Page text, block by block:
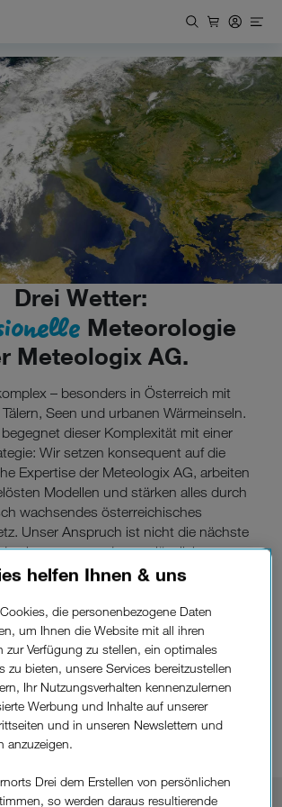
Drei Wetter:
Meteorologie
Meteologix AG.
– besonders in Österreich mit
Seen und urbanen Wärmeinseln.
dieser Komplexität mit einer
Wir setzen konsequent auf die
Expertise der Meteologix AG, arbeiten
Modellen und stärken alles durch
wachsendes österreichisches
Unser Anspruch ist nicht die nächste
sondern verlässliche,
die Planung, Sicherheit und
helfen Ihnen & uns
die personenbezogene Daten
um Ihnen die Website mit all ihren
zur Verfügung zu stellen, ein optimales
zu bieten, unsere Services bereitzustellen
Ihr Nutzungsverhalten kennenzulernen
Werbung und Inhalte auf unserer
und in unseren Newslettern und
anzuzeigen.
Drei dem Erstellen von persönlichen
so werden daraus resultierende